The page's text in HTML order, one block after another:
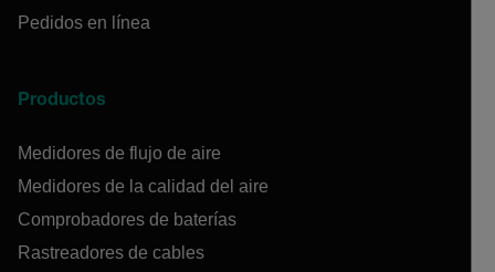
Pedidos en línea
Productos
Medidores de flujo de aire
Medidores de la calidad del aire
Comprobadores de baterías
Rastreadores de cables